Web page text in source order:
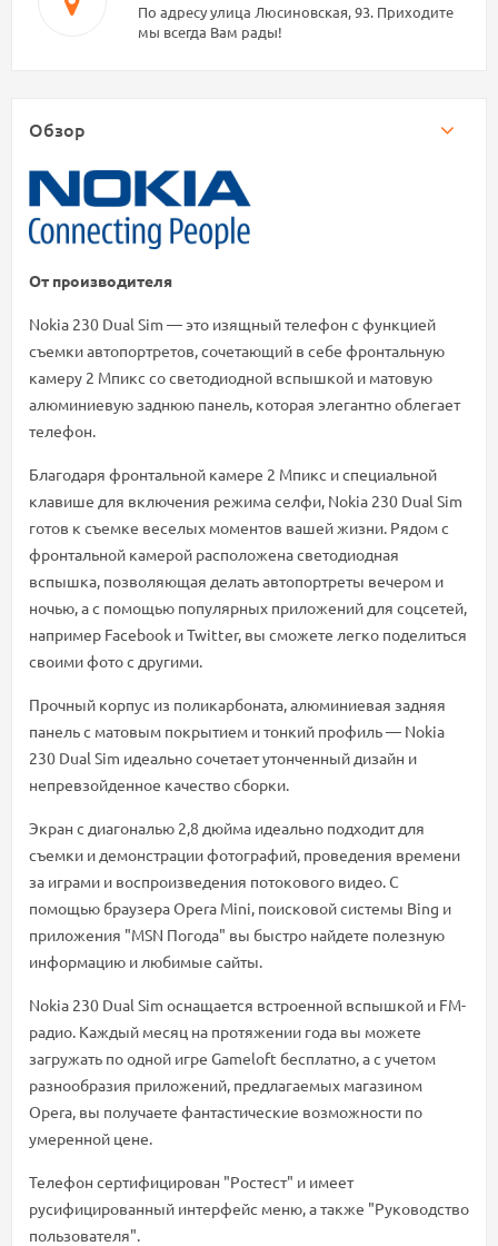
По адресу улица Люсиновская, 93. Приходите
мы всегда Вам рады!
Обзор
От производителя
Nokia 230 Dual Sim — это изящный телефон с функцией
съемки автопортретов, сочетающий в себе фронтальную
камеру 2 Мпикс со светодиодной вспышкой и матовую
алюминиевую заднюю панель, которая элегантно облегает
телефон.
Благодаря фронтальной камере 2 Мпикс и специальной
клавише для включения режима селфи, Nokia 230 Dual Sim
готов к съемке веселых моментов вашей жизни. Рядом с
фронтальной камерой расположена светодиодная
вспышка, позволяющая делать автопортреты вечером и
ночью, а с помощью популярных приложений для соцсетей,
например Facebook и Twitter, вы сможете легко поделиться
своими фото с другими.
Прочный корпус из поликарбоната, алюминиевая задняя
панель с матовым покрытием и тонкий профиль — Nokia
230 Dual Sim идеально сочетает утонченный дизайн и
непревзойденное качество сборки.
Экран с диагональю 2,8 дюйма идеально подходит для
съемки и демонстрации фотографий, проведения времени
за играми и воспроизведения потокового видео. С
помощью браузера Opera Mini, поисковой системы Bing и
приложения "MSN Погода" вы быстро найдете полезную
информацию и любимые сайты.
Nokia 230 Dual Sim оснащается встроенной вспышкой и FM-
радио. Каждый месяц на протяжении года вы можете
загружать по одной игре Gameloft бесплатно, а с учетом
разнообразия приложений, предлагаемых магазином
Opera, вы получаете фантастические возможности по
умеренной цене.
Телефон сертифицирован "Ростест" и имеет
русифицированный интерфейс меню, а также "Руководство
пользователя".